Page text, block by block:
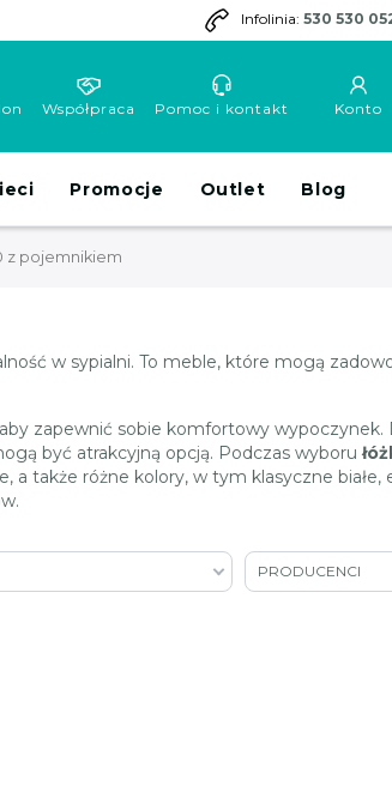
Infolinia: 530 530
Współpraca Pomoc i kontakt Konto
Promocje Outlet Blog
z pojemnikiem
w sypialni. To meble, które mogą
zapewnić sobie komfortowy wypoczynek.
być atrakcyjną opcją. Podczas wyboru
także różne kolory, w tym klasyczne białe,
PRODUCENCI